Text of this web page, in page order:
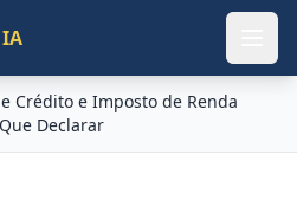
IA
Crédito e Imposto de Renda
Declarar